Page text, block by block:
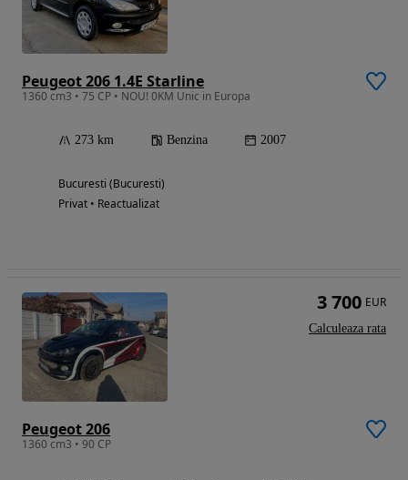
Peugeot 206 1.4E Starline
1360 cm3 • 75 CP • NOU! 0KM Unic in Europa
273 km Benzina 2007
Bucuresti (Bucuresti)
Privat • Reactualizat
Peugeot 206
1360 cm3 • 90 CP
3 700 EUR
Calculeaza rata